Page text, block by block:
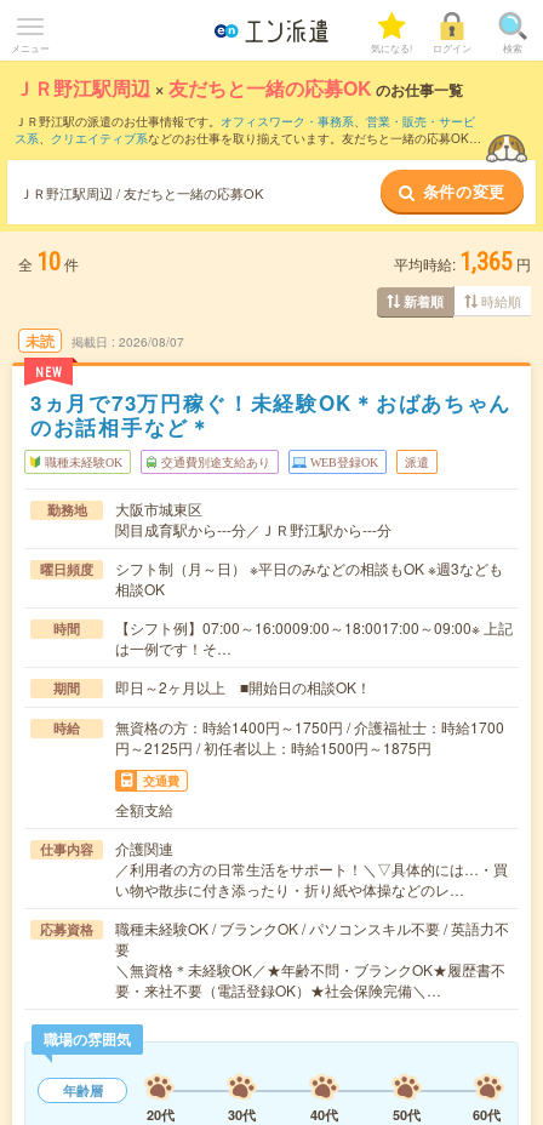
メニュー 気になる! ログイン 検索
ＪＲ野江駅周辺 ×友だちと一緒の応募OK のお仕事一覧
ＪＲ野江駅の派遣のお仕事情報です。 オフィスワーク・事務系、 営業・販売・サービ
ス系、 クリエイティブ系などのお仕事を取り揃えています。友だちと一緒の応募OKの
ＪＲ野江駅周辺 / 友だちと一緒の応募OK 条件の変更
全 10件 平均時給: 1,365 円
新着順 時給順
未読
NEW
掲載日 2026/08/07
3ヵ月で73万円稼ぐ！未経験OK＊おばあちゃん
のお話相手など＊
職種未経験OK 交通費別途支給あり WEB登録OK 派遣
勤務地
大阪市城東区
関目成育駅から---分／ＪＲ野江駅から---分
曜日頻度
シフト制（月～日） ※平日のみなどの相談もOK ※週3なども
相談OK
時間
【シフト例】07:00～16:0009:00～18:0017:00～09:00※ 上記
は一例です！そ…
期間 即日～2ヶ月以上 ■開始日の相談OK！
時給
無資格の方：時給1400円～1750円 / 介護福祉士：時給1700
円～2125円 / 初任者以上：時給1500円～1875円
交通費
全額支給
仕事内容
介護関連
／利用者の方の日常生活をサポート！＼▽具体的には…・買
い物や散歩に付き添ったり・折り紙や体操などのレ…
応募資格
職種未経験OK / ブランクOK / パソコンスキル不要 / 英語力不
要
＼無資格＊未経験OK／★年齢不問・ブランクOK★履歴書不
要・来社不要（電話登録OK）★社会保険完備＼…
職場の雰囲気
年齢層
20代
30代 40代 50代
60代